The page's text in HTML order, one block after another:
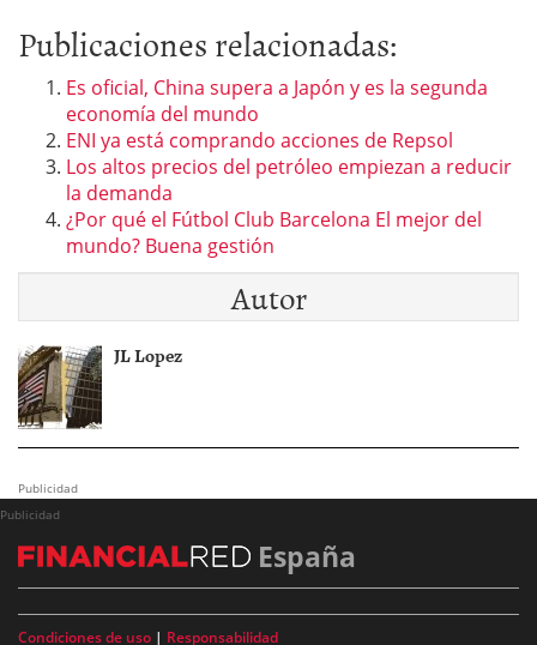
Publicaciones relacionadas:
Es oficial, China supera a Japón y es la segunda
economía del mundo
ENI ya está comprando acciones de Repsol
Los altos precios del petróleo empiezan a reducir
la demanda
¿Por qué el Fútbol Club Barcelona El mejor del
mundo? Buena gestión
Autor
JL Lopez
Publicidad
Publicidad
España
Condiciones de uso | Responsabilidad